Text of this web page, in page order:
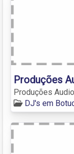
Produções
Produções
DJ's em